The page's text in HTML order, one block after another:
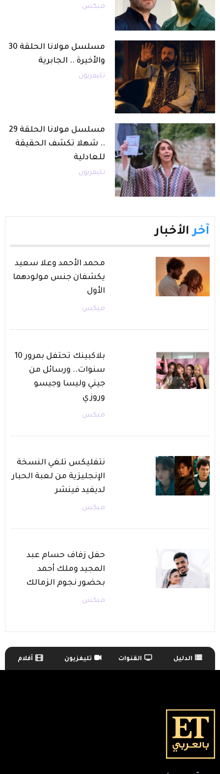
ميكس
مسلسل مولانا الحلقة 30
والأخيرة .. الجابرية
تليفزيون
مسلسل مولانا الحلقة 29
.. شهلا تكشف الحقيقة
للعادلية
تليفزيون
آخر الأخبار
محمد الأحمد وعلا سعيد
يكشفان جنس مولودهما
الأول
ميكس
بلاكبينك تحتفل بمرور 10
سنوات.. ورسائل من
جيني وليسا وجيسو
وروزي
ميكس
نتفليكس تلغي النسخة
الإنجليزية من لعبة الحبار
لديفيد فينشر
ميكس
حفل زفاف حسام عبد
المجيد وملك أحمد
بحضور نجوم الزمالك
ميكس
TV Guide Menu الدليل القنوات تليفزيون أفلام